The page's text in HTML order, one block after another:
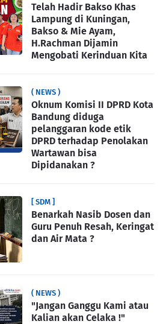
Telah Hadir Bakso Khas
Lampung di Kuningan,
Bakso & Mie Ayam,
H.Rachman Dijamin
Mengobati Kerinduan Kita
( NEWS )
Oknum Komisi II DPRD Kota
Bandung diduga
pelanggaran kode etik
DPRD terhadap Penolakan
Wartawan bisa
Dipidanakan ?
[ SDM ]
Benarkah Nasib Dosen dan
Guru Penuh Resah, Keringat
dan Air Mata ?
( NEWS )
"Jangan Ganggu Kami atau
Kalian akan Celaka !"